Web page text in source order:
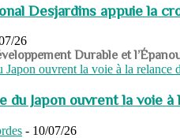
Desjardins appuie la
26
Durable et
du Japon ouvrent la voie
- 10/07/26